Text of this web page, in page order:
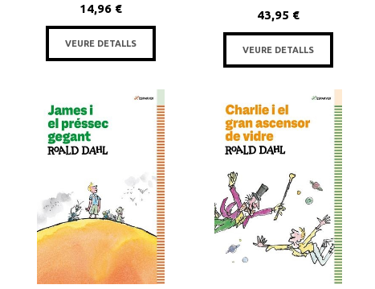
14,96 €
VEURE DETALLS
43,95 €
VEURE DETALLS